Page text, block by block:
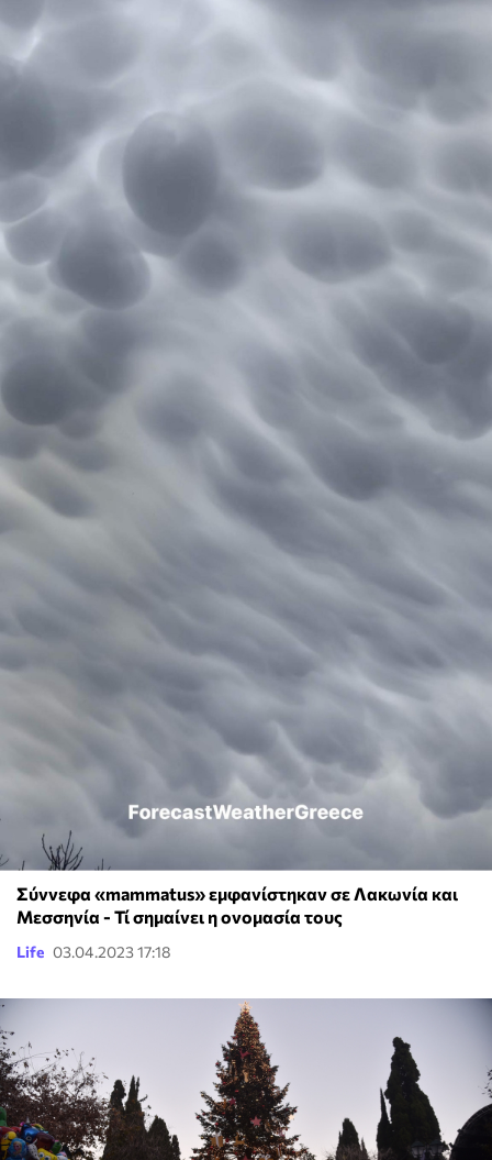
Σύννεφα «mammatus» εμφανίστηκαν σε Λακωνία και
Μεσσηνία - Τί σημαίνει η ονομασία τους
Life 03.04.2023 17:18